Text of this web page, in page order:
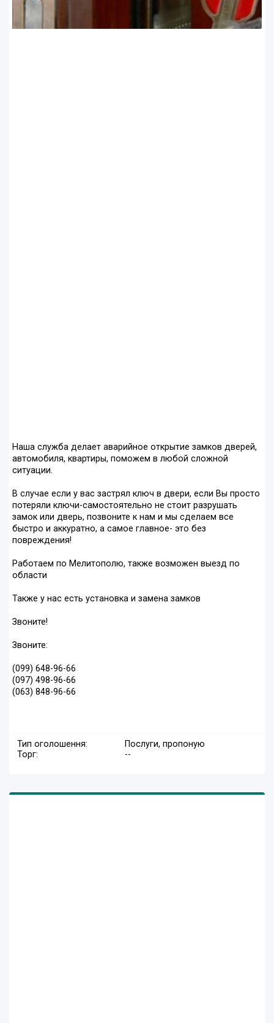
Наша служба делает аварийное открытие замков дверей,
автомобиля, квартиры, поможем в любой сложной
ситуации.
В случае если у вас застрял ключ в двери, если Вы просто
потеряли ключи-самостоятельно не стоит разрушать
замок или дверь, позвоните к нам и мы сделаем все
быстро и аккуратно, а самое главное- это без
повреждения!
Работаем по Мелитополю, также возможен выезд по
области
Также у нас есть установка и замена замков
Звоните!
Звоните:
(099) 648-96-66
(097) 498-96-66
(063) 848-96-66
Тип оголошення:
Послуги, пропоную
Торг:
--